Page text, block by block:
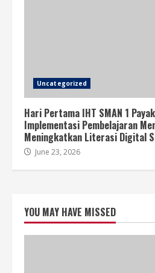
Uncategorized
Hari Pertama IHT SMAN 1
Implementasi Pembelajaran
Meningkatkan Literasi Digital
June 23, 2026
YOU MAY HAVE MISSED